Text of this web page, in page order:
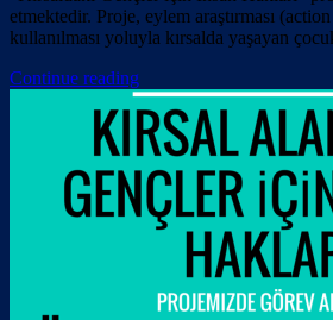
etmektedir. Proje, eylem araştırması
kullanılması yoluyla kırsalda yaşayan
Continue reading